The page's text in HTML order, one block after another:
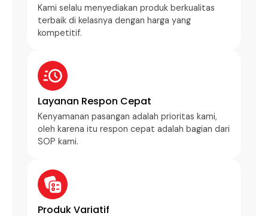
Kami selalu menyediakan produk berkualitas
terbaik di kelasnya dengan harga yang
kompetitif.
Layanan Respon Cepat
Kenyamanan pasangan adalah prioritas kami,
oleh karena itu respon cepat adalah bagian dari
SOP kami.
Produk Variatif